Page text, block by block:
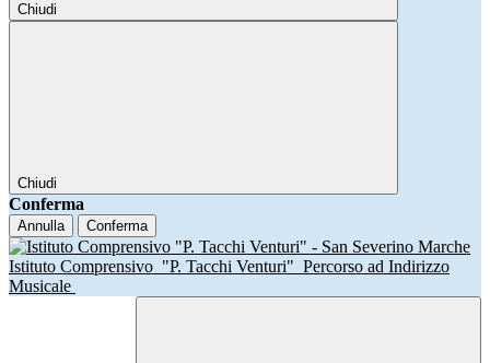
Chiudi
Chiudi
Conferma
Annulla Conferma
Istituto Comprensivo "P. Tacchi Venturi" Percorso ad Indirizzo
Musicale